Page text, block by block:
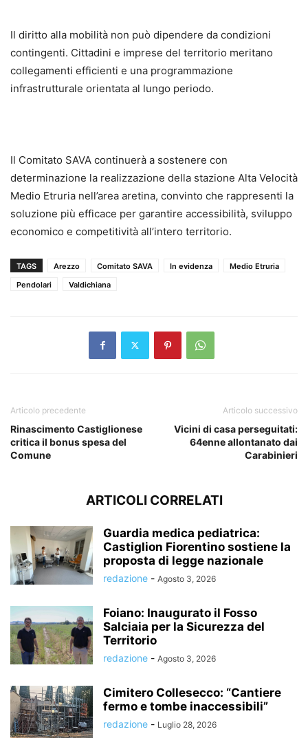
Il diritto alla mobilità non può dipendere da condizioni
contingenti. Cittadini e imprese del territorio meritano
collegamenti efficienti e una programmazione
infrastrutturale orientata al lungo periodo.
Il Comitato SAVA continuerà a sostenere con
determinazione la realizzazione della stazione Alta Velocità
Medio Etruria nell’area aretina, convinto che rappresenti la
soluzione più efficace per garantire accessibilità, sviluppo
economico e competitività all’intero territorio.
TAGS Arezzo Comitato SAVA In evidenza
Medio Etruria
Pendolari
Valdichiana
Articolo precedente
Rinascimento Castiglionese
critica il bonus spesa del
Comune
Articolo successivo
Vicini di casa perseguitati:
64enne allontanato dai
Carabinieri
ARTICOLI CORRELATI
Guardia medica pediatrica:
Castiglion Fiorentino sostiene la
proposta di legge nazionale
redazione - Agosto 3, 2026
Foiano: Inaugurato il Fosso
Salciaia per la Sicurezza del
Territorio
redazione - Agosto 3, 2026
Cimitero Collesecco: “Cantiere
fermo e tombe inaccessibili”
redazione - Luglio 28, 2026